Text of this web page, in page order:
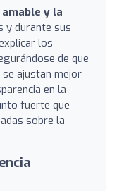
y la
y durante sus
los
de que
se ajustan mejor
en la
fuerte que
sobre la